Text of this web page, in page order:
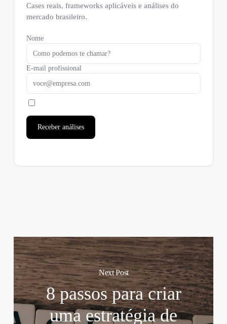
Cases reais, frameworks aplicáveis e análises do
mercado brasileiro.
Nome
E-mail profissional
Receber análises
Next Post
8 passos para criar
uma estratégia de